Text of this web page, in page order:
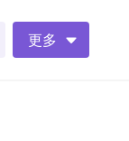
更多